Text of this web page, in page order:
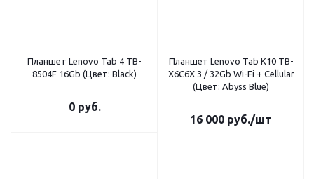
Планшет Lenovo Tab 4 TB-
8504F 16Gb (Цвет: Black)
0 руб.
Планшет Lenovo Tab K10 TB-
X6C6X 3 / 32Gb Wi-Fi + Cellular
(Цвет: Abyss Blue)
16 000 руб./шт